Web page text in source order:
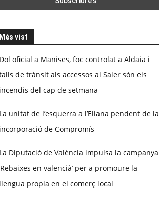
Més vist
Dol oficial a Manises, foc controlat a Aldaia i
de trànsit als accessos al Saler són els
incendis del cap de setmana
La unitat de l’esquerra a l’Eliana pendent de la
incorporació de Compromís
La Diputació de València impulsa la campanya
en valencià’ per a promoure la
llengua propia en el comerç local